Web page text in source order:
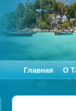
Главная О